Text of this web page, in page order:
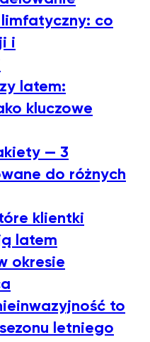
co
i
latem:
kluczowe
— 3
do różnych
klientki
latem
okresie
to
letniego